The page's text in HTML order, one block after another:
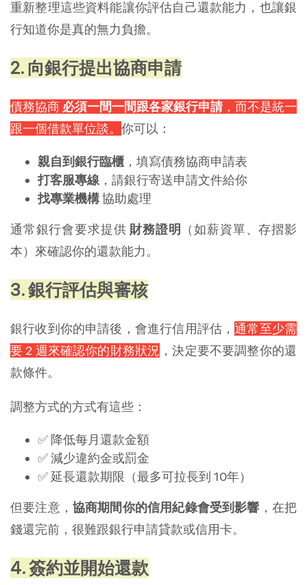
重新整理這些資料能讓你評估自己還款能力，也讓銀
行知道你是真的無力負擔。
2. 向銀行提出協商申請
債務協商 必須一間一間跟各家銀行申請，而不是統一
跟一個借款單位談。 你可以：
親自到銀行臨櫃 ，填寫債務協商申請表
打客服專線 ，請銀行寄送申請文件給你
找專業機構協助處理
通常銀行會要求提供 財務證明
（如薪資單、存摺影
本）來確認你的還款能力。
3. 銀行評估與審核
銀行收到你的申請後，會進行信用評估，通常至少需
要 2 週來確認你的財務狀況 ，決定要不要調整你的還
款條件。
調整方式的方式有這些：
✅ 降低每月還款金額
✅ 減少違約金或罰金
✅ 延長還款期限（最多可拉長到 10年）
但要注意， 協商期間你的信用紀錄會受到影響 ，在把
錢還完前，很難跟銀行申請貸款或信用卡。
4. 簽約並開始還款